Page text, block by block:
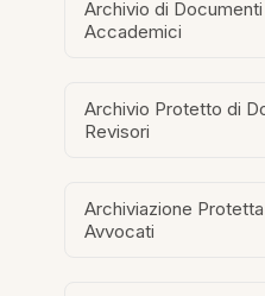
Archivio di
Accademici
Archivio Protetto di
Revisori
Archiviazione
Avvocati